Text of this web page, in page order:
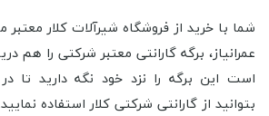
شما با خرید از فروشگاه شیرآلات کلار معتبر
عمرانیاز، برگه گارانتی معتبر شرکتی را هم
است این برگه را نزد خود نگه دارید تا
بتوانید از گارانتی شرکتی کلار استفاده